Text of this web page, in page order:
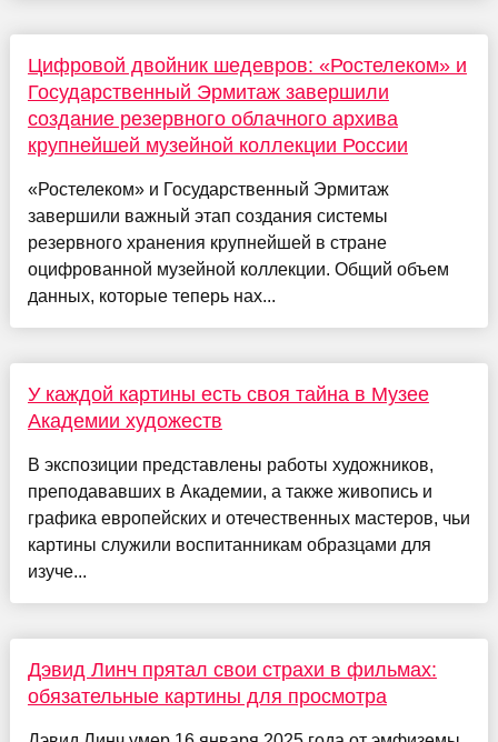
Цифровой двойник шедевров: «Ростелеком» и
Государственный Эрмитаж завершили
создание резервного облачного архива
крупнейшей музейной коллекции России
«Ростелеком» и Государственный Эрмитаж
завершили важный этап создания системы
резервного хранения крупнейшей в стране
оцифрованной музейной коллекции. Общий объем
данных, которые теперь нах...
У каждой картины есть своя тайна в Музее
Академии художеств
В экспозиции представлены работы художников,
преподававших в Академии, а также живопись и
графика европейских и отечественных мастеров, чьи
картины служили воспитанникам образцами для
изуче...
Дэвид Линч прятал свои страхи в фильмах:
обязательные картины для просмотра